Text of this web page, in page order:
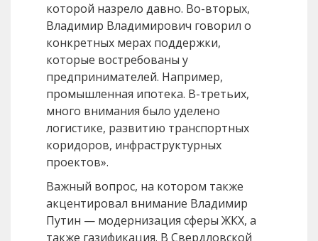
которой назрело давно. Во-вторых,
Владимир Владимирович говорил о
конкретных мерах поддержки,
которые востребованы у
предпринимателей. Например,
промышленная ипотека. В-третьих,
много внимания было уделено
логистике, развитию транспортных
коридоров, инфраструктурных
проектов».
Важный вопрос, на котором также
акцентировал внимание Владимир
Путин — модернизация сферы ЖКХ, а
также газификация. В Свердловской